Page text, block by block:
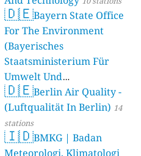
🇩🇪Bayern State Office
For The Environment
(Bayerisches
Staatsministerium Für
Umwelt Und
Verbraucherschutz) - LfU
46 stations
🇩🇪Berlin Air Quality -
(Luftqualität In Berlin) 14
stations
🇮🇩BMKG | Badan
Meteorologi, Klimatologi